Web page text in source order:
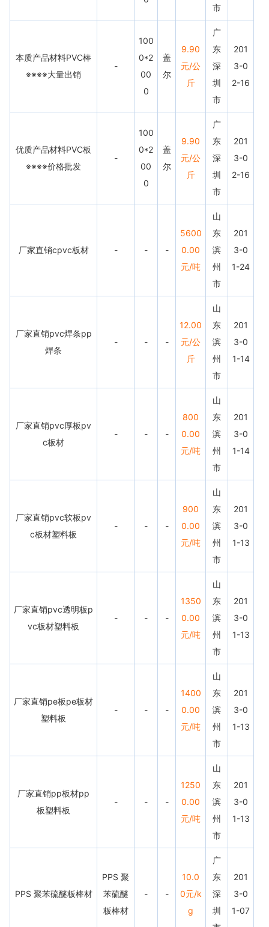
市
本质产品材料PVC棒
※※※※大量出销
-
100
0*2
00
0
盖
尔
9.90
元/公
斤
广
东
深
圳
市
201
3-0
2-16
优质产品材料PVC板
※※※※价格批发
-
100
0*2
00
0
盖
尔
9.90
元/公
斤
广
东
深
圳
市
201
3-0
2-16
厂家直销cpvc板材 - - -
5600
0.00
元/吨
山
东
滨
州
市
201
3-0
1-24
厂家直销pvc焊条pp
焊条
- - -
12.00
元/公
斤
山
东
滨
州
市
201
3-0
1-14
厂家直销pvc厚板pv
c板材
- - -
800
0.00
元/吨
山
东
滨
州
市
201
3-0
1-14
厂家直销pvc软板pv
c板材塑料板
- - -
900
0.00
元/吨
山
东
滨
州
市
201
3-0
1-13
厂家直销pvc透明板p
vc板材塑料板
- - -
1350
0.00
元/吨
山
东
滨
州
市
201
3-0
1-13
厂家直销pe板pe板材
塑料板
- - -
1400
0.00
元/吨
山
东
滨
州
市
201
3-0
1-13
厂家直销pp板材pp
板塑料板
- - -
1250
0.00
元/吨
山
东
滨
州
市
201
3-0
1-13
PPS 聚苯硫醚板棒材
PPS 聚
苯硫醚
板棒材
- -
10.0
0元/k
g
广
东
深
圳
201
3-0
1-07